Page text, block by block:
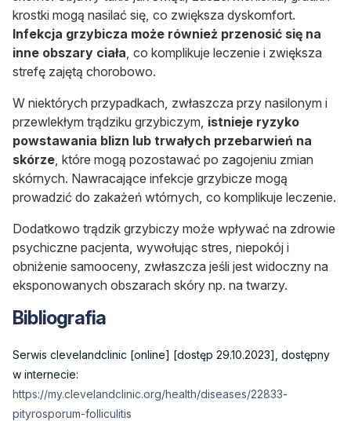
krostki mogą nasilać się, co zwiększa dyskomfort.
Infekcja grzybicza może również przenosić się na
inne obszary ciała , co komplikuje leczenie i zwiększa
strefę zajętą chorobowo.
W niektórych przypadkach, zwłaszcza przy nasilonym i
przewlekłym trądziku grzybiczym, istnieje ryzyko
powstawania blizn lub trwałych przebarwień na
skórze , które mogą pozostawać po zagojeniu zmian
skórnych. Nawracające infekcje grzybicze mogą
prowadzić do zakażeń wtórnych, co komplikuje leczenie.
Dodatkowo trądzik grzybiczy może wpływać na zdrowie
psychiczne pacjenta, wywołując stres, niepokój i
obniżenie samooceny, zwłaszcza jeśli jest widoczny na
eksponowanych obszarach skóry np. na twarzy.
Bibliografia
Serwis clevelandclinic [online] [dostęp 29.10.2023], dostępny
w internecie:
https://my.clevelandclinic.org/health/diseases/22833-
pityrosporum-folliculitis